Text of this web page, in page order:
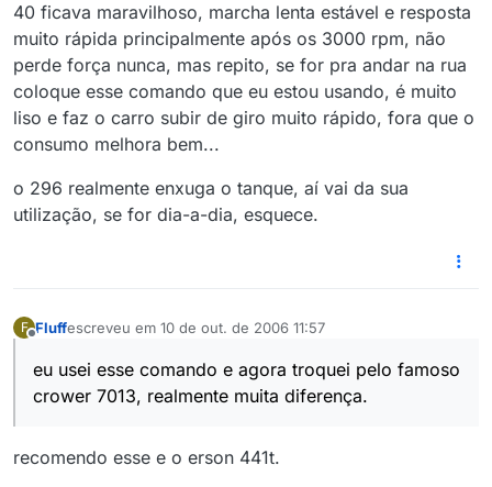
40 ficava maravilhoso, marcha lenta estável e resposta
muito rápida principalmente após os 3000 rpm, não
perde força nunca, mas repito, se for pra andar na rua
coloque esse comando que eu estou usando, é muito
liso e faz o carro subir de giro muito rápido, fora que o
consumo melhora bem...
o 296 realmente enxuga o tanque, aí vai da sua
utilização, se for dia-a-dia, esquece.
F Fluffescreveu em 10 de out. de 2006 11:57
última edição por
eu usei esse comando e agora troquei pelo famoso
crower 7013, realmente muita diferença.
recomendo esse e o erson 441t.